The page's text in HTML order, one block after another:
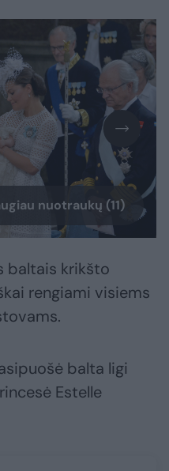
nuotraukų (11)
baltais krikšto
rengiami visiems
balta ligi
Estelle